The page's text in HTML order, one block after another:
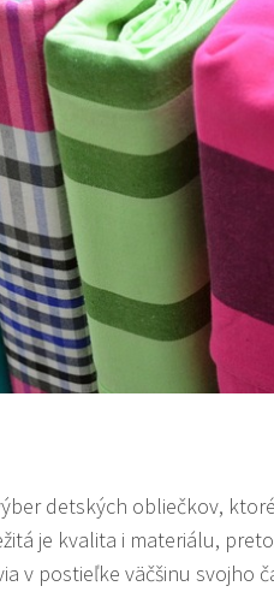
detských obliečkov,
je kvalita i materiálu,
v postieľke väčšinu svojho